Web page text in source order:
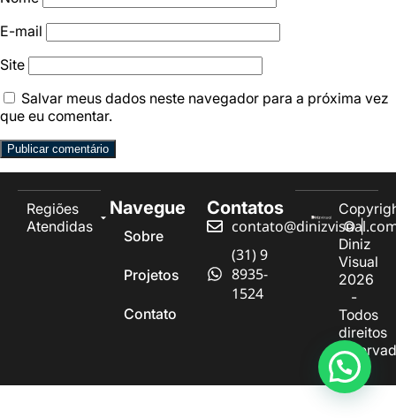
E-mail
Site
Salvar meus dados neste navegador para a próxima vez
que eu comentar.
Regiões
Atendidas
Navegue
Sobre
Projetos
Contato
Contatos
(31) 9
8935-
1524
© |
Diniz
Visual
2026
-
Todos
direitos